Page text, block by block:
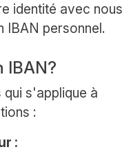
identité avec nous
IBAN personnel.
IBAN?
s'applique à
:
: